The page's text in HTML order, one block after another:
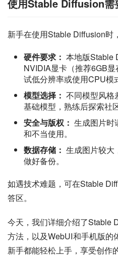
使用Stable Diffusion需
新手在使用Stable Diffusion时
硬件要求： 本地版Stable
NVIDIA显卡（推荐6GB
试低分辨率或使用CPU模
模型选择： 不同模型风格
基础模型，熟练后探索社
安全与版权： 生成图片时
和不当使用。
数据存储： 生成图片较大
做好备份。
如遇技术难题，可在Stable
答区。
今天，我们详细介绍了Stable
方法，以及WebUI和手机版的
新手都能轻松上手，享受创作